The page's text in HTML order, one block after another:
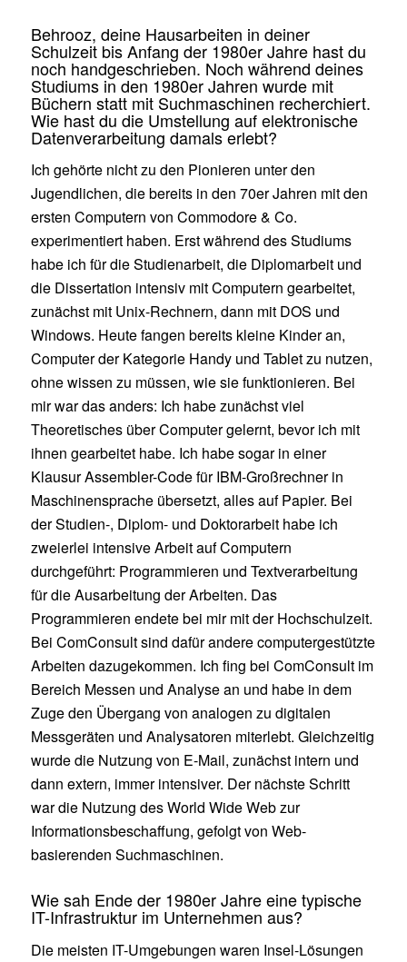
Behrooz, deine Hausarbeiten in deiner
Schulzeit bis Anfang der 1980er Jahre hast du
noch handgeschrieben. Noch während deines
Studiums in den 1980er Jahren wurde mit
Büchern statt mit Suchmaschinen recherchiert.
Wie hast du die Umstellung auf elektronische
Datenverarbeitung damals erlebt?
Ich gehörte nicht zu den Pionieren unter den
Jugendlichen, die bereits in den 70er Jahren mit den
ersten Computern von Commodore & Co.
experimentiert haben. Erst während des Studiums
habe ich für die Studienarbeit, die Diplomarbeit und
die Dissertation intensiv mit Computern gearbeitet,
zunächst mit Unix-Rechnern, dann mit DOS und
Windows. Heute fangen bereits kleine Kinder an,
Computer der Kategorie Handy und Tablet zu nutzen,
ohne wissen zu müssen, wie sie funktionieren. Bei
mir war das anders: Ich habe zunächst viel
Theoretisches über Computer gelernt, bevor ich mit
ihnen gearbeitet habe. Ich habe sogar in einer
Klausur Assembler-Code für IBM-Großrechner in
Maschinensprache übersetzt, alles auf Papier. Bei
der Studien-, Diplom- und Doktorarbeit habe ich
zweierlei intensive Arbeit auf Computern
durchgeführt: Programmieren und Textverarbeitung
für die Ausarbeitung der Arbeiten. Das
Programmieren endete bei mir mit der Hochschulzeit.
Bei ComConsult sind dafür andere computergestützte
Arbeiten dazugekommen. Ich fing bei ComConsult im
Bereich Messen und Analyse an und habe in dem
Zuge den Übergang von analogen zu digitalen
Messgeräten und Analysatoren miterlebt. Gleichzeitig
wurde die Nutzung von E-Mail, zunächst intern und
dann extern, immer intensiver. Der nächste Schritt
war die Nutzung des World Wide Web zur
Informationsbeschaffung, gefolgt von Web-
basierenden Suchmaschinen.
Wie sah Ende der 1980er Jahre eine typische
IT-Infrastruktur im Unternehmen aus?
Die meisten IT-Umgebungen waren Insel-Lösungen